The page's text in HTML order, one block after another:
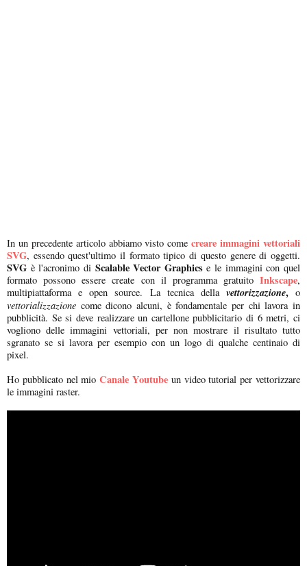
In un precedente articolo abbiamo visto comecreare immagini vettoriali
SVG, essendo quest'ultimo il formato tipico di questo genere di oggetti.
SVG è l'acronimo di Scalable Vector Graphicse le immagini con quel
formato possono essere create con il programma gratuito Inkscape,
multipiattaforma e open source. La tecnica della vettorizzazione,o
vettorializzazione come dicono alcuni, è fondamentale per chi lavora in
pubblicità. Se si deve realizzare un cartellone pubblicitario di 6 metri, ci
vogliono delle immagini vettoriali, per non mostrare il risultato tutto
sgranato se si lavora per esempio con un logo di qualche centinaio di
pixel.
Ho pubblicato nel mioCanale Youtube un video tutorial per vettorizzare
le immagini raster.